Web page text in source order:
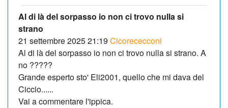
Al di là del sorpasso io non ci trovo nulla si
strano
21 settembre 2025 21:19 Cicorececconi
Al di là del sorpasso io non ci trovo nulla si strano. A
no ?????
Grande esperto sto' Eli2001, quello che mi dava del
Ciccio......
Vai a commentare l'ippica.